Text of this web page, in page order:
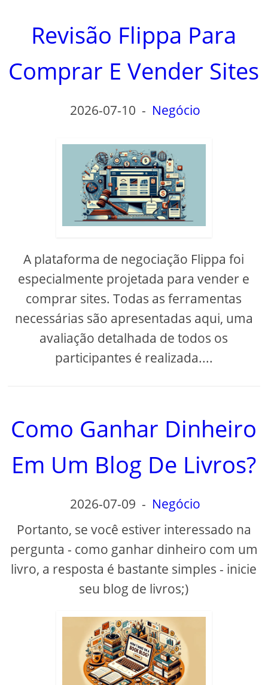
Revisão Flippa Para
Comprar E Vender Sites
2026-07-10 - Negócio
A plataforma de negociação Flippa foi
especialmente projetada para vender e
comprar sites. Todas as ferramentas
necessárias são apresentadas aqui, uma
avaliação detalhada de todos os
participantes é realizada....
Como Ganhar Dinheiro
Em Um Blog De Livros?
2026-07-09 - Negócio
Portanto, se você estiver interessado na
pergunta - como ganhar dinheiro com um
livro, a resposta é bastante simples - inicie
seu blog de livros;)